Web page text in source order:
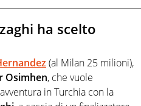
ha scelto
(al Milan 25 milioni),
Osimhen, che vuole
in Turchia con la